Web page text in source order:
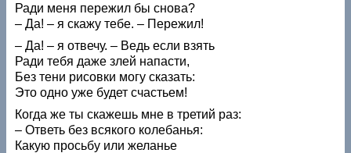
Ради меня пережил бы снова?
– Да! – я скажу тебе. – Пережил!
– Да! – я отвечу. – Ведь если взять
Ради тебя даже злей напасти,
Без тени рисовки могу сказать:
Это одно уже будет счастьем!
Когда же ты скажешь мне в третий раз:
– Ответь без всякого колебанья:
Какую просьбу или желанье